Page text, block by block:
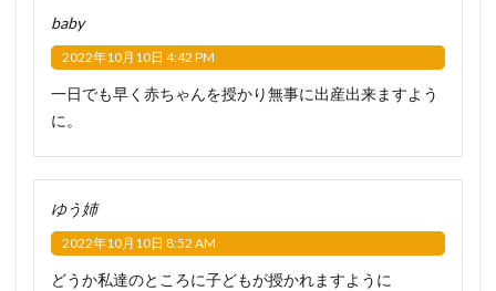
baby
2022年10月10日 4:42 PM
一日でも早く赤ちゃんを授かり無事に出産出来ますよう
に。
ゆう姉
2022年10月10日 8:52 AM
どうか私達のところに子どもが授かれますように